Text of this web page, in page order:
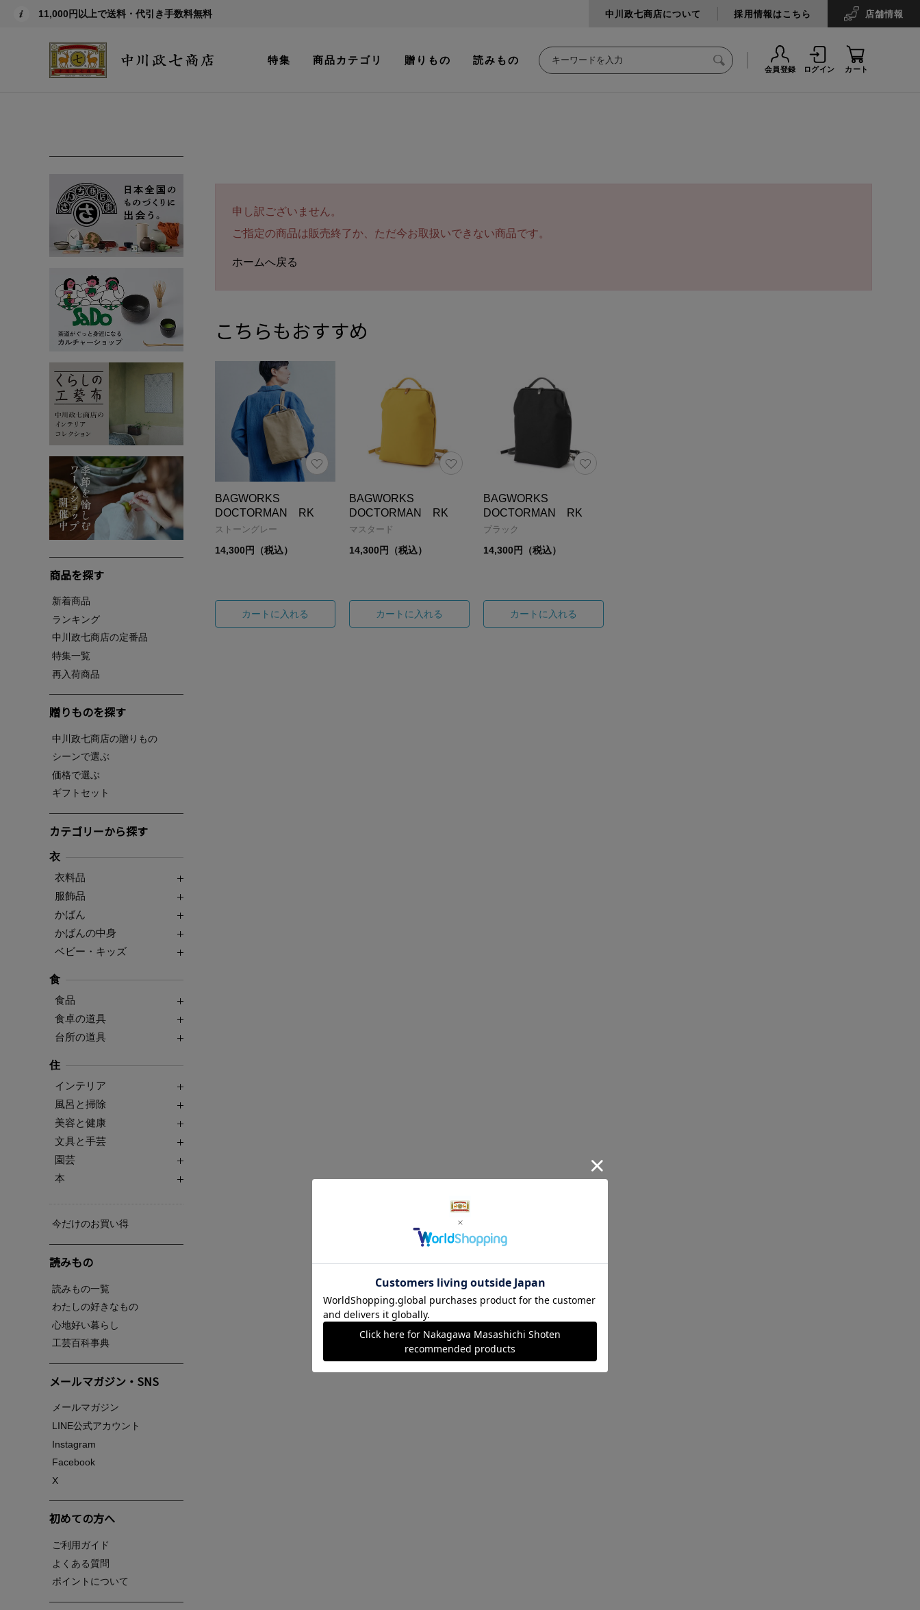
11,000円以上で送料・代引き手数料無料 中川政七商店について 採用情報はこちら 店舗情報
特集 商品カテゴリ 贈りもの 読みもの
会員登録 ログイン カート
商品を探す
新着商品
ランキング
中川政七商店の定番品
特集一覧
再入荷商品
贈りものを探す
中川政七商店の贈りもの
シーンで選ぶ
価格で選ぶ
ギフトセット
カテゴリーから探す
衣
衣料品
服飾品
かばん
かばんの中身
ベビー・キッズ
食
食品
食卓の道具
台所の道具
住
インテリア
風呂と掃除
美容と健康
文具と手芸
園芸
本
今だけのお買い得
読みもの
読みもの一覧
わたしの好きなもの
心地好い暮らし
工芸百科事典
メールマガジン・SNS
メールマガジン
LINE公式アカウント
Instagram
Facebook
X
初めての方へ
ご利用ガイド
よくある質問
ポイントについて
申し訳ございません。
ご指定の商品は販売終了か、ただ今お取扱いできない商品です。
ホームへ戻る
こちらもおすすめ
BAGWORKS
DOCTORMAN RK
ストーングレー
14,300円（税込）
カートに入れる
BAGWORKS
DOCTORMAN RK
マスタード
14,300円（税込）
カートに入れる
BAGWORKS
DOCTORMAN RK
ブラック
14,300円（税込）
カートに入れる